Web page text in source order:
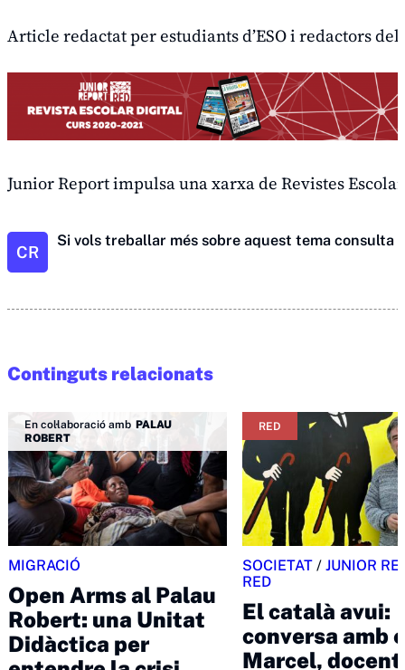
Article redactat per estudiants d’ESO i redactors
Junior Report impulsa una xarxa de Revistes
CR
Si vols treballar més sobre aquest tema consulta
Continguts relacionats
En col·laboració amb PALAU
ROBERT
MIGRACIÓ
Open Arms al Palau
Robert: una Unitat
Didàctica per
RED
SOCIETAT / JUNIOR
RED
El català avui:
conversa amb
Marcel, docent